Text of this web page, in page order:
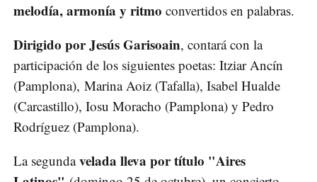
melodía, armonía y ritmo convertidos en palabras.
Dirigido por Jesús Garisoain, contará con la
participación de los siguientes poetas: Itziar Ancín
(Pamplona), Marina Aoiz (Tafalla), Isabel Hualde
(Carcastillo), Iosu Moracho (Pamplona) y Pedro
Rodríguez (Pamplona).
La segundavelada lleva por título "Aires